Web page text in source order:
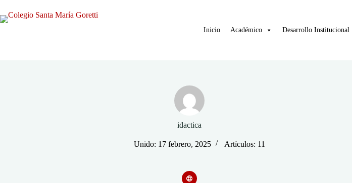
contenido
Inicio Académico Desarrollo Institucional
idactica
Unido: 17 febrero, 2025 Artículos: 11